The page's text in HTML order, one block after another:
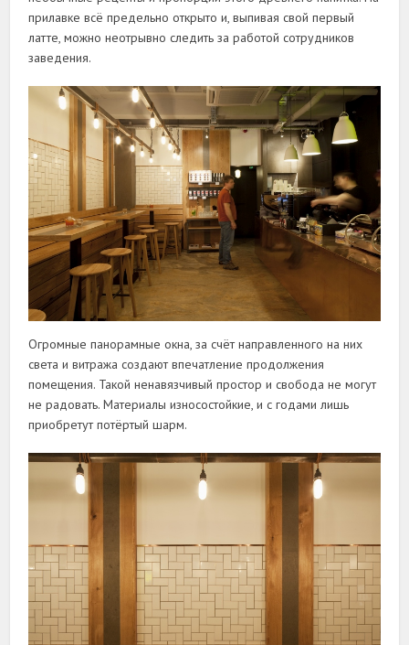
прилавке всё предельно открыто и, выпивая свой первый
латте, можно неотрывно следить за работой сотрудников
заведения.
Огромные панорамные окна, за счёт направленного на них
света и витража создают впечатление продолжения
помещения. Такой ненавязчивый простор и свобода не могут
не радовать. Материалы износостойкие, и с годами лишь
приобретут потёртый шарм.